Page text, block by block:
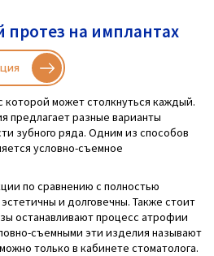
на имплантах
которой может столкнуться каждый.
предлагает разные варианты
зубного ряда. Одним из способов
условно-съемное
по сравнению с полностью
и долговечны. Также стоит
останавливают процесс атрофии
съемными эти изделия называют
только в кабинете стоматолога.